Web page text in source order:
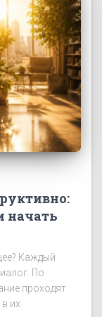
начать
Каждый
По
проходят
их